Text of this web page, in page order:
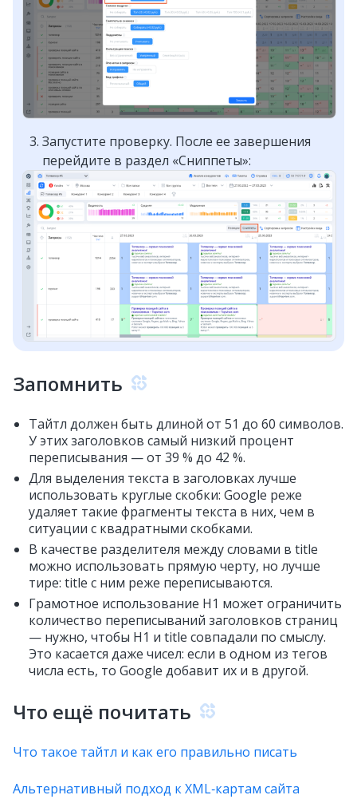
Запустите проверку. После ее завершения
перейдите в раздел «Сниппеты»:
Запомнить
Тайтл должен быть длиной от 51 до 60 символов.
У этих заголовков самый низкий процент
переписывания — от 39 % до 42 %.
Для выделения текста в заголовках лучше
использовать круглые скобки: Google реже
удаляет такие фрагменты текста в них, чем в
ситуации с квадратными скобками.
В качестве разделителя между словами в title
можно использовать прямую черту, но лучше
тире: title с ним реже переписываются.
Грамотное использование H1 может ограничить
количество переписываний заголовков страниц
— нужно, чтобы H1 и title совпадали по смыслу.
Это касается даже чисел: если в одном из тегов
числа есть, то Google добавит их и в другой.
Что ещё почитать
Что такое тайтл и как его правильно писать
Альтернативный подход к XML‑картам сайта